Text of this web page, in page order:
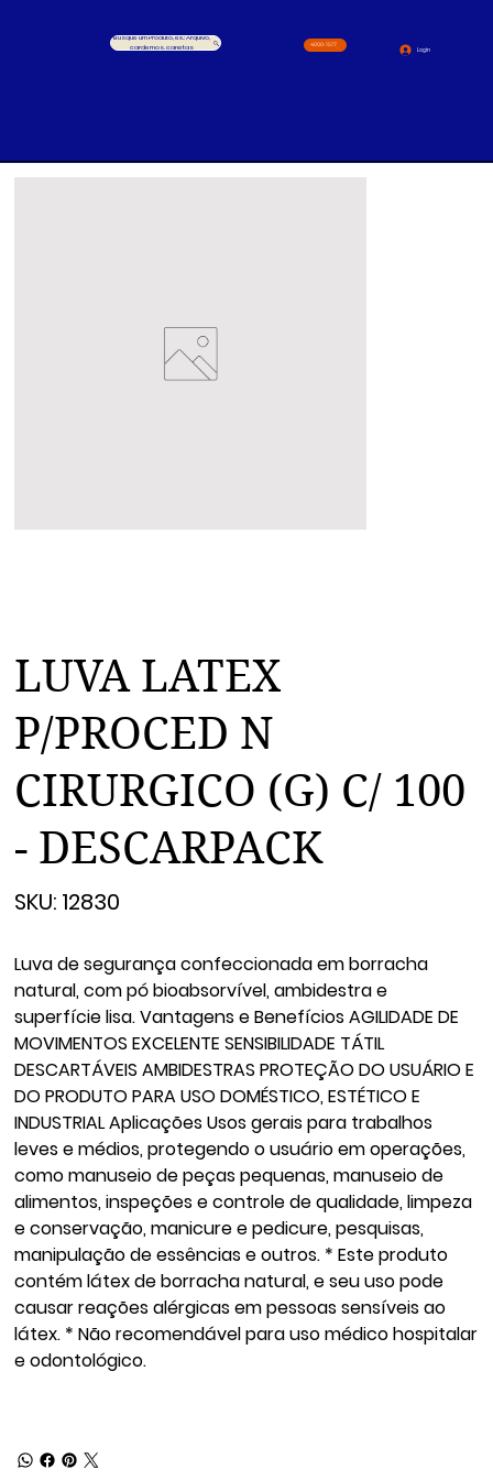
Busque um Produto, ex.: Arquivo,
cardernos, canetas
4000-1517
Login
LUVA LATEX
P/PROCED N
CIRURGICO (G) C/ 100
- DESCARPACK
SKU:
12830
12830
Luva de segurança confeccionada em borracha
natural, com pó bioabsorvível, ambidestra e
superfície lisa. Vantagens e Benefícios AGILIDADE DE
MOVIMENTOS EXCELENTE SENSIBILIDADE TÁTIL
DESCARTÁVEIS AMBIDESTRAS PROTEÇÃO DO USUÁRIO E
DO PRODUTO PARA USO DOMÉSTICO, ESTÉTICO E
INDUSTRIAL Aplicações Usos gerais para trabalhos
leves e médios, protegendo o usuário em operações,
como manuseio de peças pequenas, manuseio de
alimentos, inspeções e controle de qualidade, limpeza
e conservação, manicure e pedicure, pesquisas,
manipulação de essências e outros. * Este produto
contém látex de borracha natural, e seu uso pode
causar reações alérgicas em pessoas sensíveis ao
látex. * Não recomendável para uso médico hospitalar
e odontológico.